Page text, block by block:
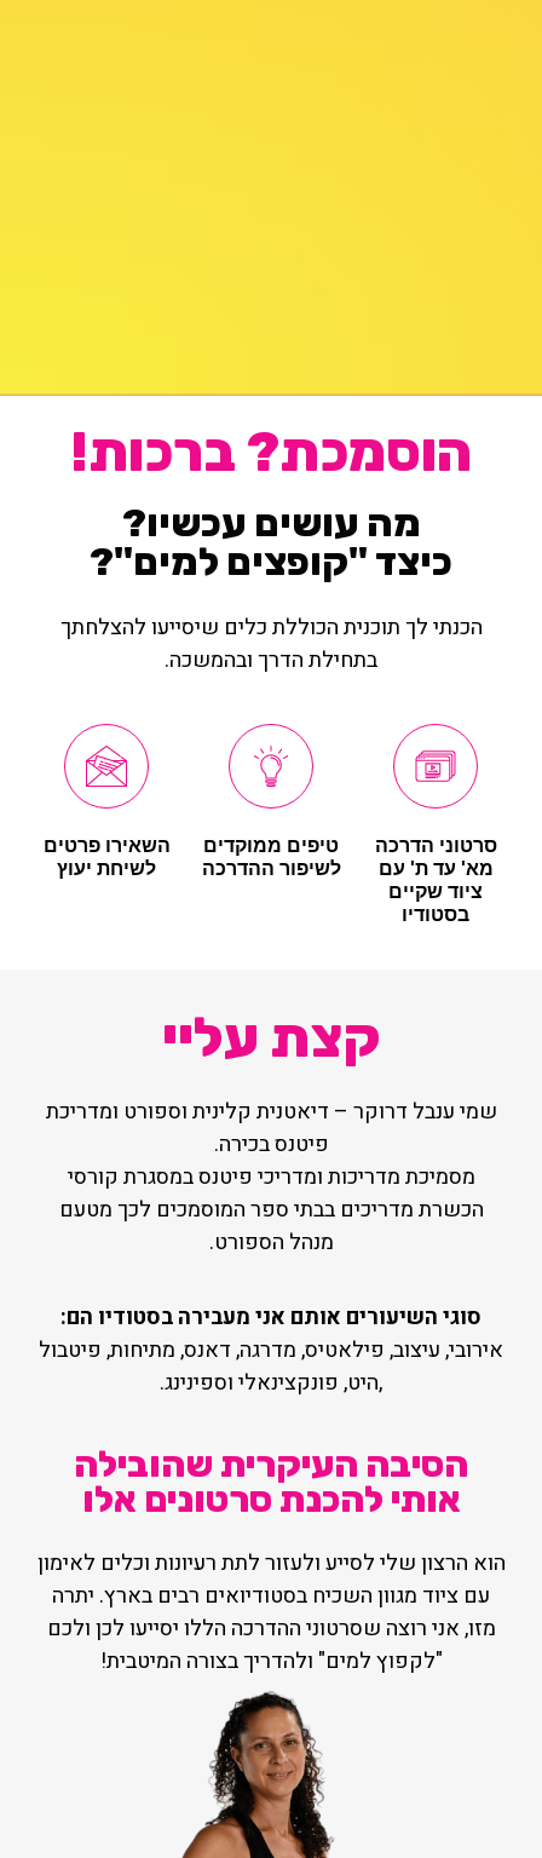
הוסמכת? ברכות!
מה עושים עכשיו?
כיצד "קופצים למים"?
הכנתי לך תוכנית הכוללת כלים שיסייעו להצלחתך
בתחילת הדרך ובהמשכה.
סרטוני הדרכה
מא' עד ת' עם
ציוד שקיים
בסטודיו
טיפים ממוקדים
לשיפור ההדרכה
השאירו פרטים
לשיחת יעוץ
קצת עליי
שמי ענבל דרוקר – דיאטנית קלינית וספורט ומדריכת
פיטנס בכירה.
מסמיכת מדריכות ומדריכי פיטנס במסגרת קורסי
הכשרת מדריכים בבתי ספר המוסמכים לכך מטעם
מנהל הספורט.
סוגי השיעורים אותם אני מעבירה בסטודיו הם:
אירובי, עיצוב, פילאטיס, מדרגה, דאנס, מתיחות, פיטבול
,היט, פונקצינאלי וספינינג.
הסיבה העיקרית שהובילה
אותי להכנת סרטונים אלו
הוא הרצון שלי לסייע ולעזור לתת רעיונות וכלים לאימון
עם ציוד מגוון השכיח בסטודיואים רבים בארץ. יתרה
מזו, אני רוצה שסרטוני ההדרכה הללו יסייעו לכן ולכם
"לקפוץ למים" ולהדריך בצורה המיטבית!